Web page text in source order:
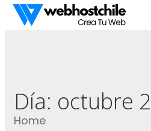
Día: octubre
Home